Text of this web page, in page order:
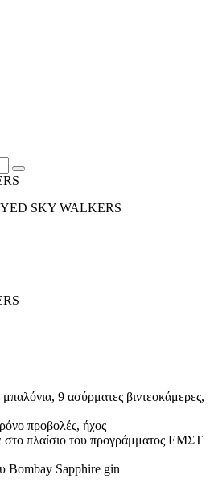
SKY WALKERS
9 ασύρματες βιντεοκάμερες,
προβολές, ήχος
στο πλαίσιο του προγράμματος ΕΜΣΤ
Bombay Sapphire gin